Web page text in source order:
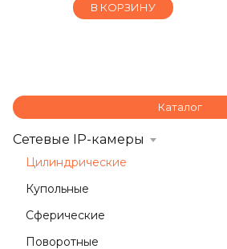
В КОРЗИНУ
Каталог
Сетевые IP-камеры
Цилиндрические
Купольные
Сферические
Поворотные